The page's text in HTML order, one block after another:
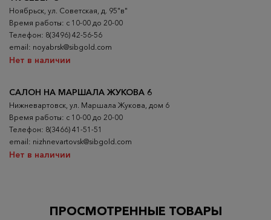
Ноябрьск, ул. Советская, д. 95"в"
Время работы: с 10-00 до 20-00
Телефон: 8(3496) 42-56-56
email: noyabrsk@sibgold.com
Нет в наличии
САЛОН НА МАРШАЛА ЖУКОВА 6
Нижневартовск, ул. Маршала Жукова, дом 6
Время работы: с 10-00 до 20-00
Телефон: 8(3466) 41-51-51
email: nizhnevartovsk@sibgold.com
Нет в наличии
ПРОСМОТРЕННЫЕ ТОВАРЫ